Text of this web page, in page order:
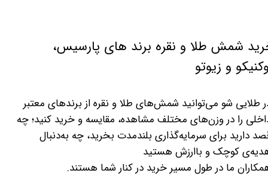
شمش طلا و نقره برند های پارسیس،
و زیوتو
طلایی شو می‌توانید شمش‌های طلا و نقره از برندهای معتبر
را در وزن‌های مختلف مشاهده، مقایسه و خرید کنید؛ چه
دارید برای سرمایه‌گذاری بلندمدت بخرید، چه به‌دنبال
کوچک و باارزش هستید
ما در طول مسیر خرید در کنار شما هستند.